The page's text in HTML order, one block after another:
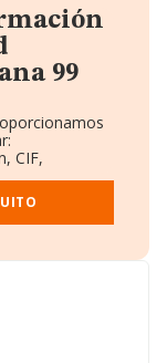
99
CIF,
la empresa.